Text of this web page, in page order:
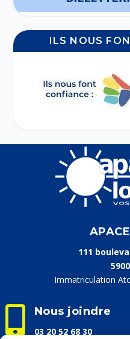
ILS NOUS
111
Immatriculation
 Nous joindre
03 20 52 68 30